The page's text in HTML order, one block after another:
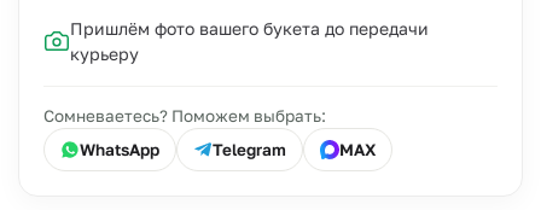
Пришлём фото вашего букета до передачи
курьеру
Сомневаетесь? Поможем выбрать:
WhatsApp
Telegram MAX